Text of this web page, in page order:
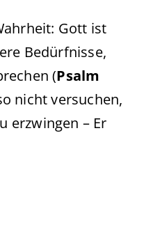
Gott ist
Bedürfnisse,
(Psalm
nicht versuchen,
erzwingen – Er